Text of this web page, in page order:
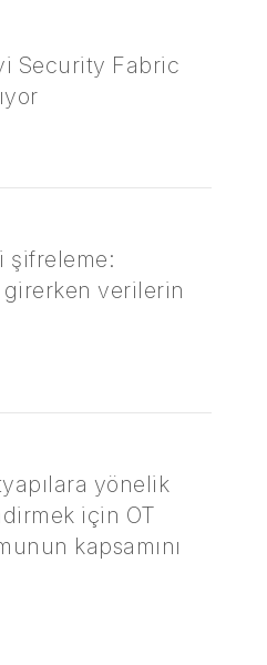
Security Fabric
şifreleme:
girerken verilerin
yönelik
için OT
kapsamını